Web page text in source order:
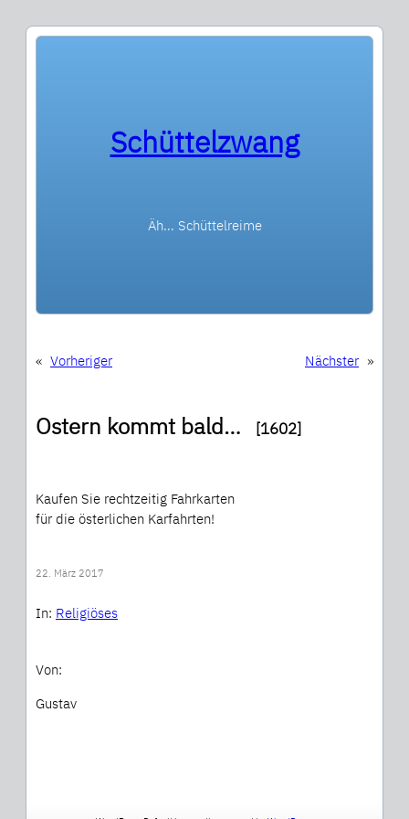
Schüttelzwang
Äh… Schüttelreime
« Vorheriger Nächster »
Ostern kommt bald… [1602]
Kaufen Sie rechtzeitig Fahrkarten
für die österlichen Karfahrten!
22. März 2017
In: Religiöses
Von:
Gustav